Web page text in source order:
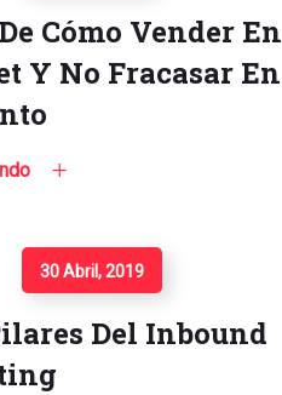
Cómo Vender En
Y No Fracasar En
30 Abril, 2019
Del Inbound